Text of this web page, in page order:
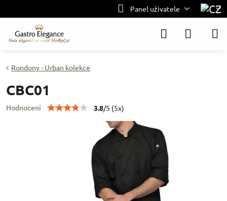
Panel uživatele
Rondony - Urban kolekce
CBC01
Hodnocení 3.8/5 (5x)